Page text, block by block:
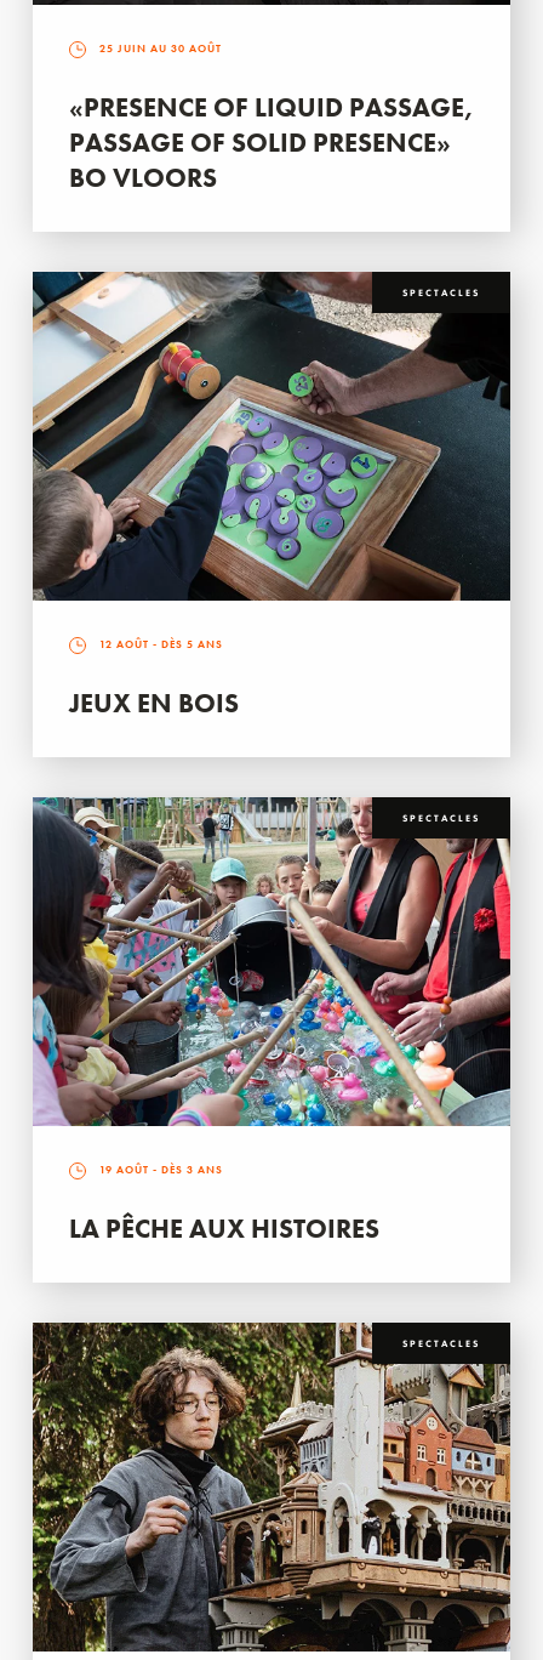
25 JUIN AU 30 AOÛT
«PRESENCE OF LIQUID PASSAGE,
PASSAGE OF SOLID PRESENCE»
BO VLOORS
SPECTACLES
12 AOÛT - DÈS 5 ANS
JEUX EN BOIS
SPECTACLES
19 AOÛT - DÈS 3 ANS
LA PÊCHE AUX HISTOIRES
SPECTACLES